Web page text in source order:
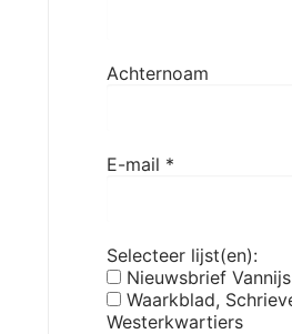
Achternoam
E-mail *
Selecteer lijst(en):
Nieuwsbrief Vannijs
Waarkblad, Schrieven ien t
Westerkwartiers